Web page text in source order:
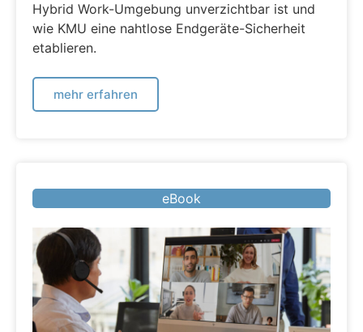
Hybrid Work-Umgebung unverzichtbar ist und
wie KMU eine nahtlose Endgeräte-Sicherheit
etablieren.
mehr erfahren
eBook